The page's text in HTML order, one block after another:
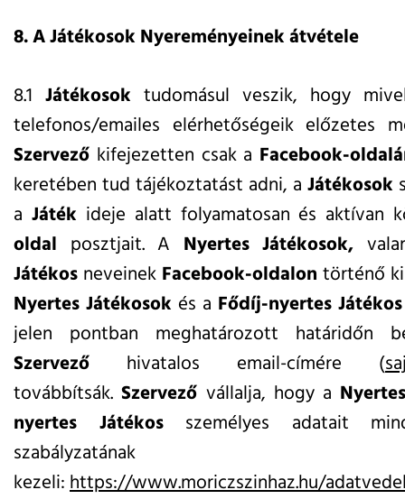
8. A Játékosok Nyereményeinek átvétele
8.1 Játékosok tudomásul veszik, hogy
telefonos/emailes elérhetőségeik előzetes
Szervező kifejezetten csak a Facebook-
keretében tud tájékoztatást adni, a Játékosok
a Játék ideje alatt folyamatosan és aktívan
oldal posztjait. A Nyertes Játékosok,
Játékos neveinek Facebook-oldalon történő
Nyertes Játékosok és a Fődíj-nyertes Játékos
jelen pontban meghatározott határidőn
Szervező hivatalos email-címére (
továbbítsák.Szervező vállalja, hogy a
nyertes Játékosszemélyes adatait
szabályzatának
kezeli:https://www.moriczszinhaz.hu/